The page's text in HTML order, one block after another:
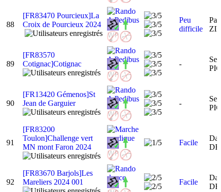
88
[FR83470 Pourcieux]La
Croix de Pourcieux 2024
Peu
difficile
89
[FR83570
Cotignac]Cotignac
-
90
[FR13420 Gémenos]St
Jean de Garguier
-
91
[FR83200
Toulon]Challenge vert
MN mont Faron 2024
Facile
92
[FR83670 Barjols]Les
Mareliers 2024 001
Facile